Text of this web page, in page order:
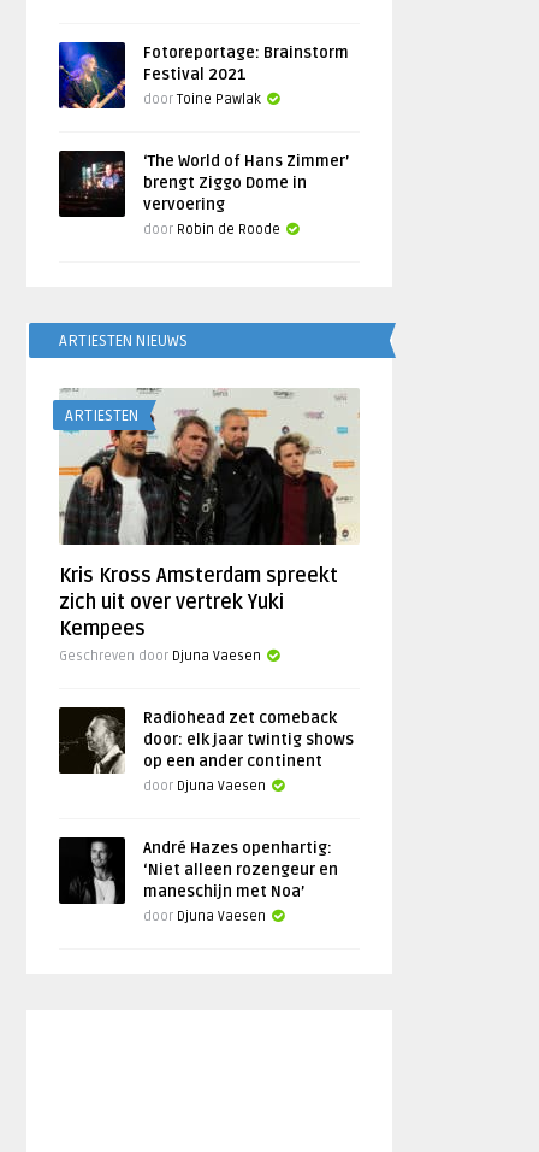
Fotoreportage: Brainstorm
Festival 2021
doorToine Pawlak
‘The World of Hans Zimmer’
brengt Ziggo Dome in
vervoering
door Robin de Roode
ARTIESTEN NIEUWS
ARTIESTEN
Kris Kross Amsterdam spreekt
zich uit over vertrek Yuki
Kempees
Geschreven door Djuna Vaesen
Radiohead zet comeback
door: elk jaar twintig shows
op een ander continent
door Djuna Vaesen
André Hazes openhartig:
‘Niet alleen rozengeur en
maneschijn met Noa’
door Djuna Vaesen